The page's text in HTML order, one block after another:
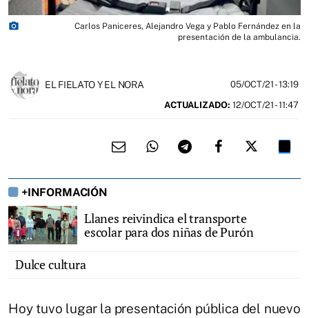
photo_camera
Carlos Paniceres, Alejandro Vega y Pablo Fernández en la
presentación de la ambulancia.
EL FIELATO Y EL NORA 05/OCT/21- 13:19
ACTUALIZADO: 12/OCT/21 - 11:47
+INFORMACIÓN
Llanes reivindica el transporte
escolar para dos niñas de Purón
Dulce cultura
Hoy tuvo lugar la presentación pública del nuevo